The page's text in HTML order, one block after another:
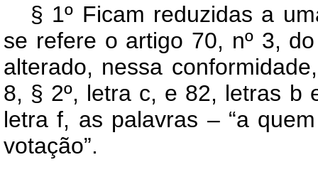
§ 1º Ficam reduzidas a
se refere o artigo 70, nº 3,
alterado, nessa
8, § 2º, letra c, e 82, letras b
letra f, as palavras – “a
votação”.